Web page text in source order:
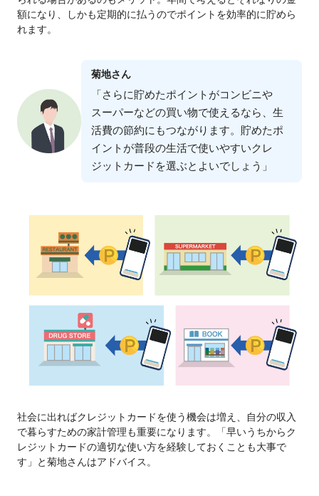
額になり、しかも定期的に払うのでポイントを効率的に貯めら
れます。
菊地さん
「さらに貯めたポイントがコンビニや
スーパーなどの買い物で使えるなら、⽣
活費の節約にもつながります。貯めたポ
イントが普段の⽣活で使いやすいクレ
ジットカードを選ぶとよいでしょう」
社会に出ればクレジットカードを使う機会は増え、⾃分の収⼊
で暮らすための家計管理も重要になります。「早いうちからク
レジットカードの適切な使い⽅を経験しておくことも⼤事で
す」と菊地さんはアドバイス。